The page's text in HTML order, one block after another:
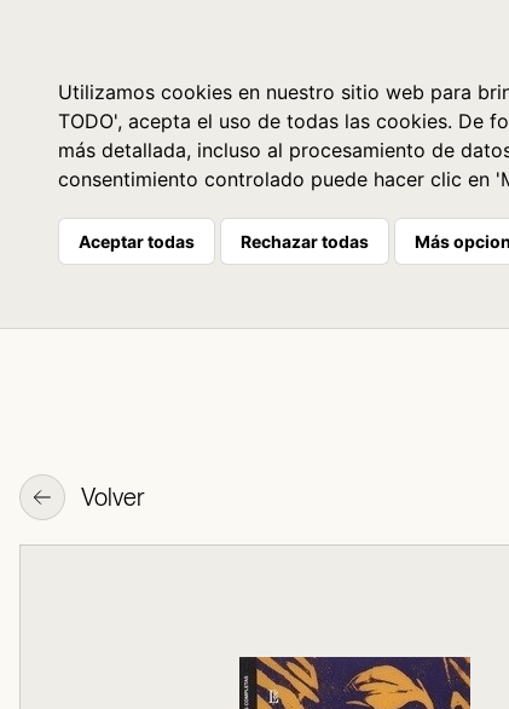
Utilizamos cookies en nuestro sitio web para
TODO', acepta el uso de todas las cookies. De
más detallada, incluso al procesamiento de
consentimiento controlado puede hacer clic en
Aceptar todas Rechazar todas Más
Volver